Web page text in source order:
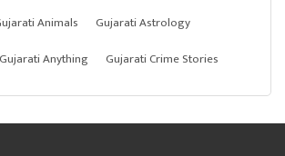
Animals
Gujarati Astrology
Gujarati Anything Gujarati Crime Stories